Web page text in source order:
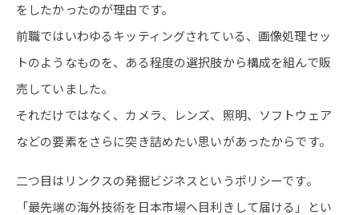
をしたかったのが理由です。
前職ではいわゆるキッティングされている、画像処理セッ
トのようなものを、ある程度の選択肢から構成を組んで販
売していました。
それだけではなく、カメラ、レンズ、照明、ソフトウェア
などの要素をさらに突き詰めたい思いがあったからです。
二つ目はリンクスの発掘ビジネスというポリシーです。
「最先端の海外技術を日本市場へ目利きして届ける」とい